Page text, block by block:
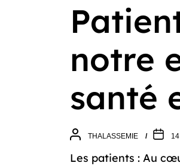
notre
santé
THALASSEMIE
Les patients : Au